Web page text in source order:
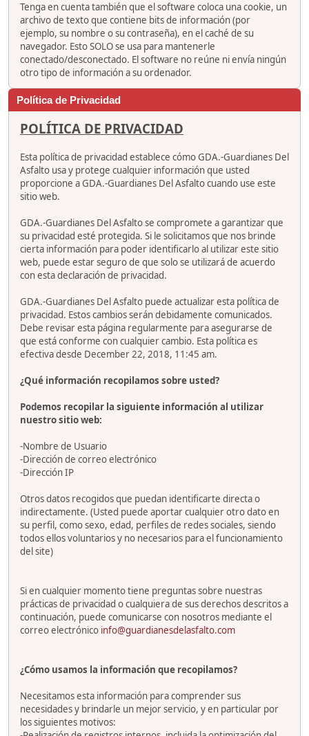
Tenga en cuenta también que el software coloca una cookie, un
archivo de texto que contiene bits de información (por
ejemplo, su nombre o su contraseña), en el caché de su
navegador. Esto SOLO se usa para mantenerle
conectado/desconectado. El software no reúne ni envía ningún
otro tipo de información a su ordenador.
Política de Privacidad
POLÍTICA DE PRIVACIDAD
Esta política de privacidad establece cómo GDA.-Guardianes Del
Asfalto usa y protege cualquier información que usted
proporcione a GDA.-Guardianes Del Asfalto cuando use este
sitio web.
GDA.-Guardianes Del Asfalto se compromete a garantizar que
su privacidad esté protegida. Si le solicitamos que nos brinde
cierta información para poder identificarlo al utilizar este sitio
web, puede estar seguro de que solo se utilizará de acuerdo
con esta declaración de privacidad.
GDA.-Guardianes Del Asfalto puede actualizar esta política de
privacidad. Estos cambios serán debidamente comunicados.
Debe revisar esta página regularmente para asegurarse de
que está conforme con cualquier cambio. Esta política es
efectiva desde December 22, 2018, 11:45 am.
¿Qué información recopilamos sobre usted?
Podemos recopilar la siguiente información al utilizar
nuestro sitio web:
-Nombre de Usuario
-Dirección de correo electrónico
-Dirección IP
Otros datos recogidos que puedan identificarte directa o
indirectamente. (Usted puede aportar cualquier otro dato en
su perfil, como sexo, edad, perfiles de redes sociales, siendo
todos ellos voluntarios y no necesarios para el funcionamiento
del site)
Si en cualquier momento tiene preguntas sobre nuestras
prácticas de privacidad o cualquiera de sus derechos descritos a
continuación, puede comunicarse con nosotros mediante el
correo electrónico info@guardianesdelasfalto.com
¿Cómo usamos la información que recopilamos?
Necesitamos esta información para comprender sus
necesidades y brindarle un mejor servicio, y en particular por
los siguientes motivos: